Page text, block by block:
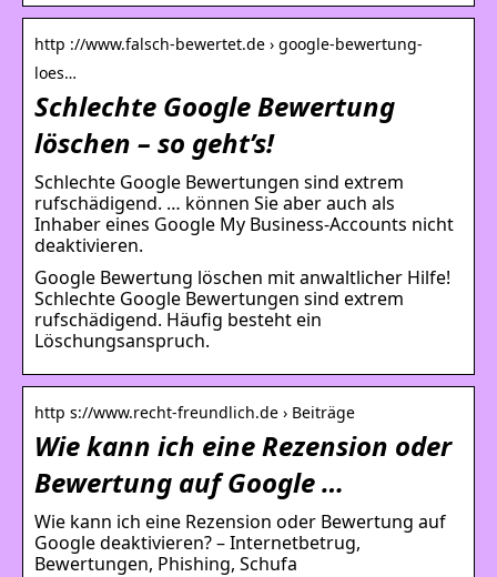
http ://www.falsch-bewertet.de › google-bewertung-
loes…
Schlechte Google Bewertung
löschen – so geht’s!
Schlechte Google Bewertungen sind extrem
rufschädigend. … können Sie aber auch als
Inhaber eines Google My Business-Accounts nicht
deaktivieren.
Google Bewertung löschen mit anwaltlicher Hilfe!
Schlechte Google Bewertungen sind extrem
rufschädigend. Häufig besteht ein
Löschungsanspruch.
http s://www.recht-freundlich.de › Beiträge
Wie kann ich eine Rezension oder
Bewertung auf Google …
Wie kann ich eine Rezension oder Bewertung auf
Google deaktivieren? – Internetbetrug,
Bewertungen, Phishing, Schufa